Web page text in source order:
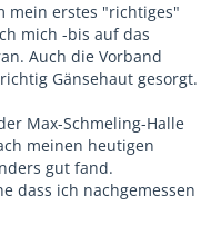
mein erstes "richtiges"
mich -bis auf das
Auch die Vorband
Gänsehaut gesorgt.
Max-Schmeling-Halle
meinen heutigen
gut fand.
dass ich nachgemessen